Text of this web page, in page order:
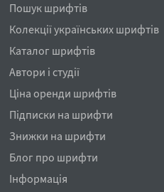
Пошук шрифтів
Колекції українських шрифтів
Каталог шрифтів
Автори і студії
Ціна оренди шрифтів
Підписки на шрифти
Знижки на шрифти
Блог про шрифти
Інформація